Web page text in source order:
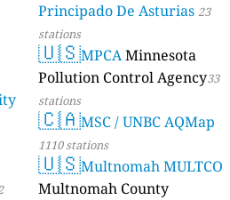
Principado De Asturias 23
stations
🇺🇸MPCAMinnesota
Pollution Control Agency33
stations
🇨🇦MSC / UNBC AQMap
1110 stations
🇺🇸Multnomah MULTCO
Multnomah County